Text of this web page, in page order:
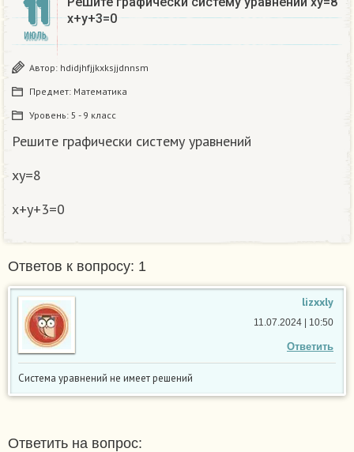
11
ИЮЛЬ
x+y+3=0
Автор: hdidjhfjjkxksjjdnnsm
Предмет: Математика
Уровень: 5 - 9 класс
Решите графически систему уравнений
xy=8
x+y+3=0
Ответов к вопросу: 1
lizxxly
Ответить
11.07.2024 | 10:50
Система уравнений не имеет решений
Ответить на вопрос: